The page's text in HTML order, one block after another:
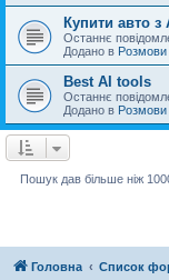
Купити авто з
Останнє
Додано в
Best AI tools
Останнє
Додано в
Пошук дав більше ніж
Головна Список